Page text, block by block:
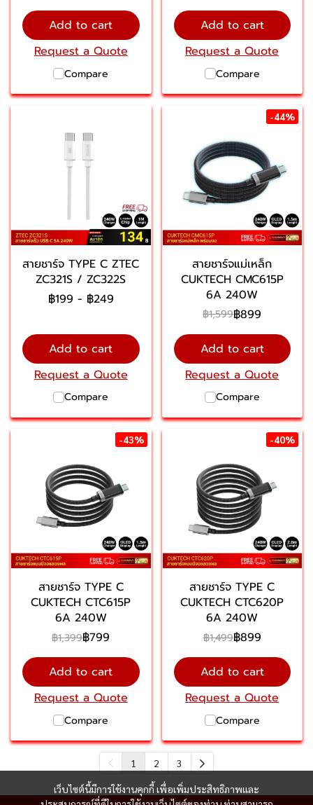
Add to cart
Request a Quote
Compare
Add to cart
Request a Quote
Compare
สายชาร์จ TYPE C ZTEC
ZC321S / ZC322S
฿199 - ฿249
Add to cart
Request a Quote
Compare
-44%
สายชาร์จแม่เหล็ก
CUKTECH CMC615P
6A 240W
฿1,599฿899
Add to cart
Request a Quote
Compare
-43%
สายชาร์จ TYPE C
CUKTECH CTC615P
6A 240W
฿1,399฿799
Add to cart
Request a Quote
Compare
-40%
สายชาร์จ TYPE C
CUKTECH CTC620P
6A 240W
฿1,499฿899
Add to cart
Request a Quote
Compare
1 2 3
เว็บไซต์นี้มีการใช้งานคุกกี้ เพื่อเพิ่มประสิทธิภาพและ